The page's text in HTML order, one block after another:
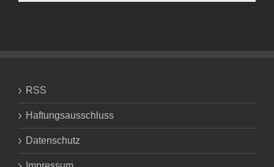
RSS
Haftungsausschluss
Datenschutz